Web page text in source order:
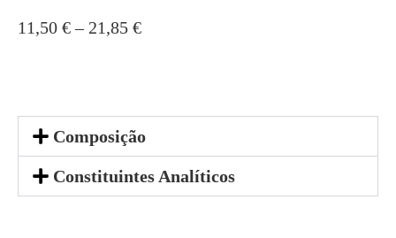
11,50 € – 21,85 €
Composição
Constituintes Analíticos